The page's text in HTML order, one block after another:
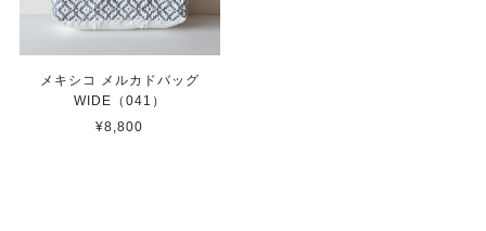
メキシコ メルカドバッグ
WIDE（041）
¥8,800